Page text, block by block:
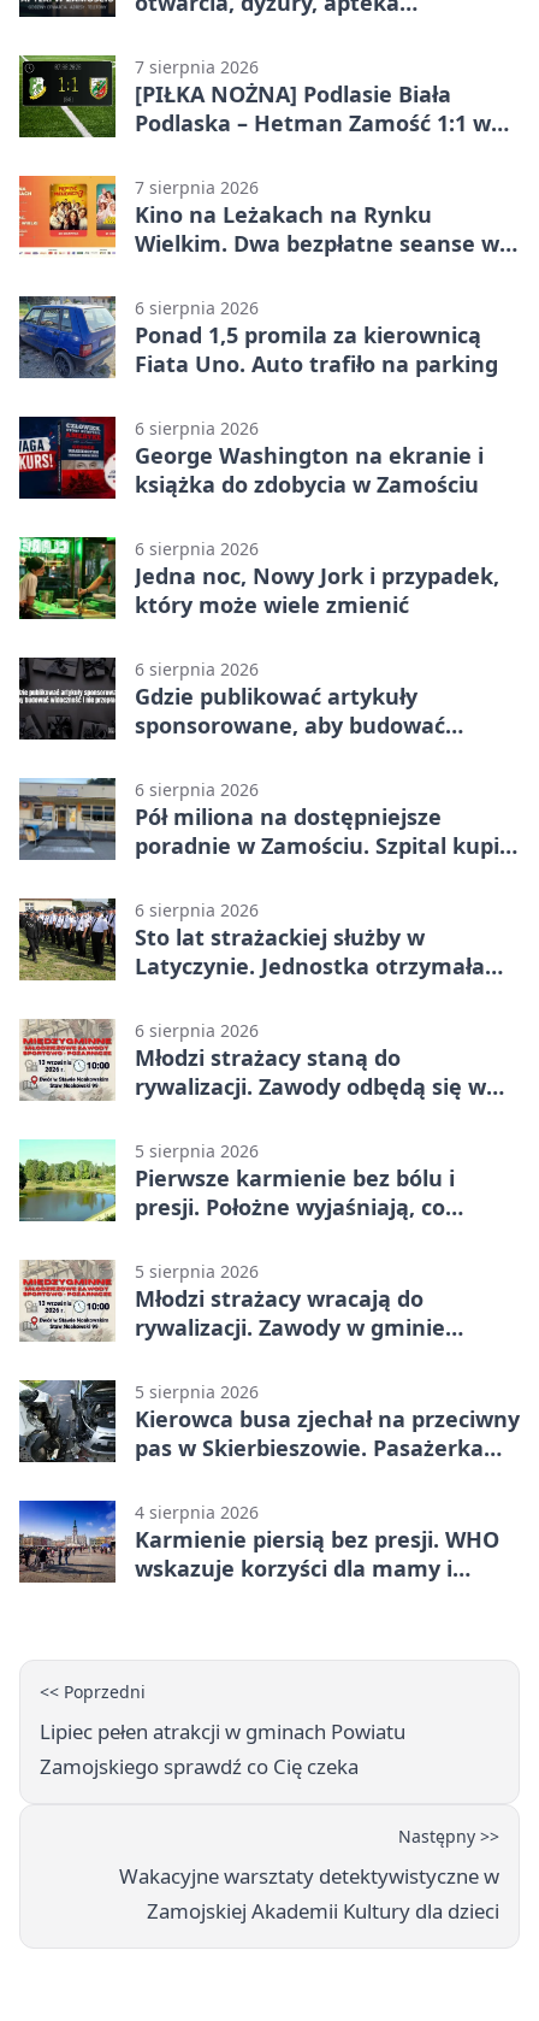
7 sierpnia 2026
[PIŁKA NOŻNA] Podlasie Biała
Podlaska – Hetman Zamość 1:1 w
podział punktów po bezbramkowej
pierwszej połowie
7 sierpnia 2026
Kino na Leżakach na Rynku
Wielkim. Dwa bezpłatne seanse w
6 sierpnia 2026
Ponad 1,5 promila za kierownicą
Fiata Uno. Auto trafiło na parking
6 sierpnia 2026
George Washington na ekranie i
książka do zdobycia w Zamościu
6 sierpnia 2026
Jedna noc, Nowy Jork i przypadek,
który może wiele zmienić
6 sierpnia 2026
Gdzie publikować artykuły
sponsorowane, aby budować
6 sierpnia 2026
Pół miliona na dostępniejsze
poradnie w Zamościu. Szpital kupi
6 sierpnia 2026
Sto lat strażackiej służby w
Latyczynie. Jednostka otrzymała
6 sierpnia 2026
Młodzi strażacy staną do
rywalizacji. Zawody odbędą się w
5 sierpnia 2026
Pierwsze karmienie bez bólu i
presji. Położne wyjaśniają, co
5 sierpnia 2026
Młodzi strażacy wracają do
rywalizacji. Zawody w gminie
5 sierpnia 2026
Kierowca busa zjechał na przeciwny
pas w Skierbieszowie. Pasażerka
4 sierpnia 2026
Karmienie piersią bez presji. WHO
wskazuje korzyści dla mamy i
<< Poprzedni
Lipiec pełen atrakcji w gminach Powiatu
Zamojskiego sprawdź co Cię czeka
Następny >>
Wakacyjne warsztaty detektywistyczne w
Zamojskiej Akademii Kultury dla dzieci